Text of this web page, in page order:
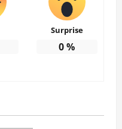
Surprise
0%